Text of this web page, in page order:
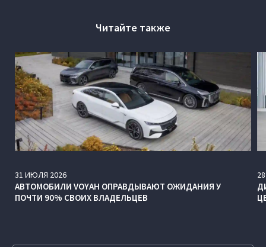
Читайте также
31 ИЮЛЯ 2026
АВТОМОБИЛИ VOYAH ОПРАВДЫВАЮТ ОЖИДАНИЯ У
ПОЧТИ 90% СВОИХ ВЛАДЕЛЬЦЕВ
28